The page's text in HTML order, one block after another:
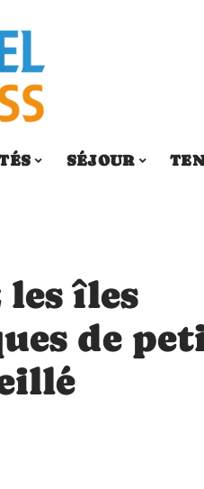
SÉJOUR
les îles
de